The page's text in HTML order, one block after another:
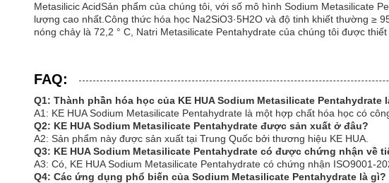
Metasilicic AcidSản phẩm của chúng tôi, với số mô hình Sodium Metasilicate
lượng cao nhất.Công thức hóa học Na2SiO3·5H2O và độ tinh khiết thường ≥
nóng chảy là 72,2 ° C, Natri Metasilicate Pentahydrate của chúng tôi được
FAQ:
Q1: Thành phần hóa học của KE HUA Sodium Metasilicate Pentahydrate
A1: KE HUA Sodium Metasilicate Pentahydrate là một hợp chất hóa học có
Q2: KE HUA Sodium Metasilicate Pentahydrate được sản xuất ở đâu?
A2: Sản phẩm này được sản xuất tại Trung Quốc bởi thương hiệu KE HUA.
Q3: KE HUA Sodium Metasilicate Pentahydrate có được chứng nhận về
A3: Có, KE HUA Sodium Metasilicate Pentahydrate có chứng nhận ISO9001-
Q4: Các ứng dụng phổ biến của Sodium Metasilicate Pentahydrate là gì?